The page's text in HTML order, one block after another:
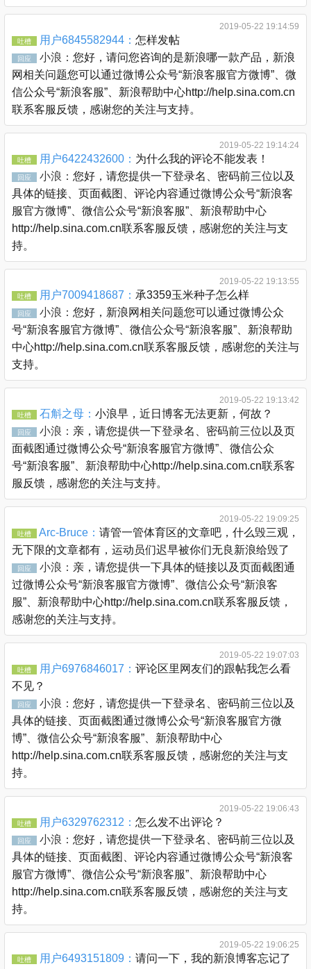
2019-05-22 19:14:59
吐槽 用户6845582944： 怎样发帖
回应 小浪： 您好，请问您咨询的是新浪哪一款产品，新浪
网相关问题您可以通过微博公众号“新浪客服官方微博”、微
信公众号“新浪客服”、新浪帮助中心http://help.sina.com.cn
联系客服反馈，感谢您的关注与支持。
2019-05-22 19:14:24
吐槽 用户6422432600： 为什么我的评论不能发表！
回应 小浪： 您好，请您提供一下登录名、密码前三位以及
具体的链接、页面截图、评论内容通过微博公众号“新浪客
服官方微博”、微信公众号“新浪客服”、新浪帮助中心
http://help.sina.com.cn联系客服反馈，感谢您的关注与支
持。
2019-05-22 19:13:55
吐槽 用户7009418687： 承3359玉米种子怎么样
回应 小浪： 您好，新浪网相关问题您可以通过微博公众
号“新浪客服官方微博”、微信公众号“新浪客服”、新浪帮助
中心http://help.sina.com.cn联系客服反馈，感谢您的关注与
支持。
2019-05-22 19:13:42
吐槽 石斛之母： 小浪早，近日博客无法更新，何故？
回应 小浪： 亲，请您提供一下登录名、密码前三位以及页
面截图通过微博公众号“新浪客服官方微博”、微信公众
号“新浪客服”、新浪帮助中心http://help.sina.com.cn联系客
服反馈，感谢您的关注与支持。
2019-05-22 19:09:25
吐槽 Arc-Bruce： 请管一管体育区的文章吧，什么毁三观，
无下限的文章都有，运动员们迟早被你们无良新浪给毁了
回应 小浪： 亲，请您提供一下具体的链接以及页面截图通
过微博公众号“新浪客服官方微博”、微信公众号“新浪客
服”、新浪帮助中心http://help.sina.com.cn联系客服反馈，
感谢您的关注与支持。
2019-05-22 19:07:03
吐槽 用户6976846017： 评论区里网友们的跟帖我怎么看
不见？
回应 小浪： 您好，请您提供一下登录名、密码前三位以及
具体的链接、页面截图通过微博公众号“新浪客服官方微
博”、微信公众号“新浪客服”、新浪帮助中心
http://help.sina.com.cn联系客服反馈，感谢您的关注与支
持。
2019-05-22 19:06:43
吐槽 用户6329762312： 怎么发不出评论？
回应 小浪： 您好，请您提供一下登录名、密码前三位以及
具体的链接、页面截图、评论内容通过微博公众号“新浪客
服官方微博”、微信公众号“新浪客服”、新浪帮助中心
http://help.sina.com.cn联系客服反馈，感谢您的关注与支
持。
2019-05-22 19:06:25
吐槽 用户6493151809： 请问一下，我的新浪博客忘记了